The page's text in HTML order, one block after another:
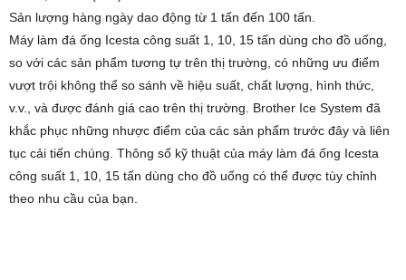
Sản lượng hàng ngày dao động từ 1 tấn đến 100 tấn.
Máy làm đá ống Icesta công suất 1, 10, 15 tấn dùng cho đồ uống,
so với các sản phẩm tương tự trên thị trường, có những ưu điểm
vượt trội không thể so sánh về hiệu suất, chất lượng, hình thức,
v.v., và được đánh giá cao trên thị trường. Brother Ice System đã
khắc phục những nhược điểm của các sản phẩm trước đây và liên
tục cải tiến chúng. Thông số kỹ thuật của máy làm đá ống Icesta
công suất 1, 10, 15 tấn dùng cho đồ uống có thể được tùy chỉnh
theo nhu cầu của bạn.